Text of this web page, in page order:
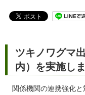
ツキノワグマ
内）を実施し
関係機関の連携強化と